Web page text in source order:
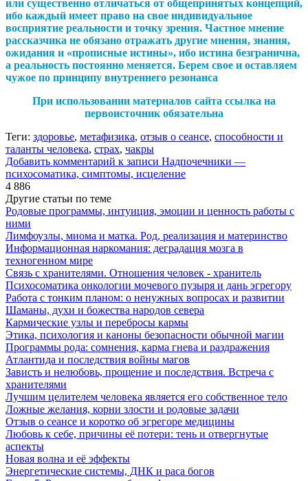
или существенно отличаться от общепринятых концепций,
ибо каждый имеет право на свое индивидуальное
восприятие реальности и точку зрения. Частное мнение
рассказчика не обязано отражать другие мнения, знания,
ожидания и «прописные истины», ибо истина безгранична,
а реальность постоянно меняется. Берем свое и оставляем
чужое по принципу внутреннего резонанса
При использовании материалов сайта ссылка на
первоисточник обязательна
Теги: здоровье, метафизика, отзыв о сеансе, способности и
таланты человека, страх, чакры
Добавить комментарий к записи Надпочечники —
психосоматика, симптомы, исцеление
4 886
Другие статьи по теме
Родовые программы, интуиция, эмоции и ценность работы с
ними
Лимфоузлы, миома и матка. Род, реализация и материнство
Информационная наркомания: деградация мозга в
техногенном мире
Связь с хранителями. Отношения человек - хранитель
Психосоматика онкологии мочевого пузыря и дань эгрегору
Работа с тонким планом: о ненужных вопросах и развитии
Шаманы, духи и божества народов севера
Кармические узлы и перебросы кармы
Этика, психология и каноны безопасности обычной магии
Программы рода: сомнения, карма гнева и раздражения
Атлантида и последствия войны магов
Зависть и нелюбовь, прощение и последствия. Встреча с
хранителями
Лучшим целителем человека является его собственное тело
Ложные желания, корни злости и родовые задачи
Отзыв о сеансе и коротко об эгрегоре медицины
Любовь к себе, причины её потери: тень и отвергнутые
аспекты
Новая волна и её эффекты
Энергетические системы, ДНК и раса богов